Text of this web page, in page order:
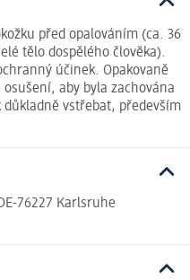
před opalováním (ca. 36
tělo dospělého člověka).
účinek. Opakovaně
aby byla zachována
vstřebat, především
76227 Karlsruhe